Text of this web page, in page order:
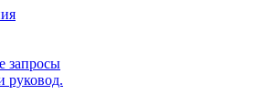
запросы
руковод.